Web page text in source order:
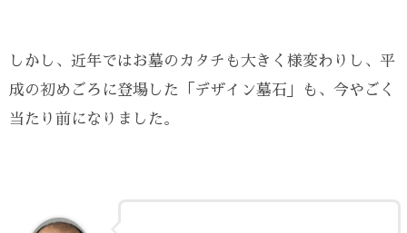
しかし、近年ではお墓のカタチも大きく様変わりし、平
成の初めごろに登場した「デザイン墓石」も、今やごく
当たり前になりました。